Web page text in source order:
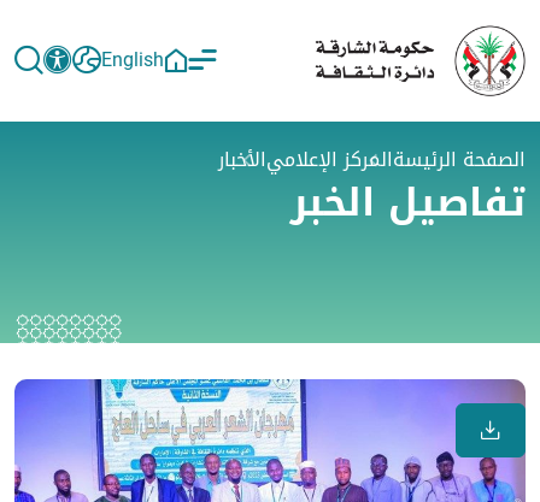
English
الصفحة الرئيسةالمركز الإعلاميالأخبار
تفاصيل الخبر